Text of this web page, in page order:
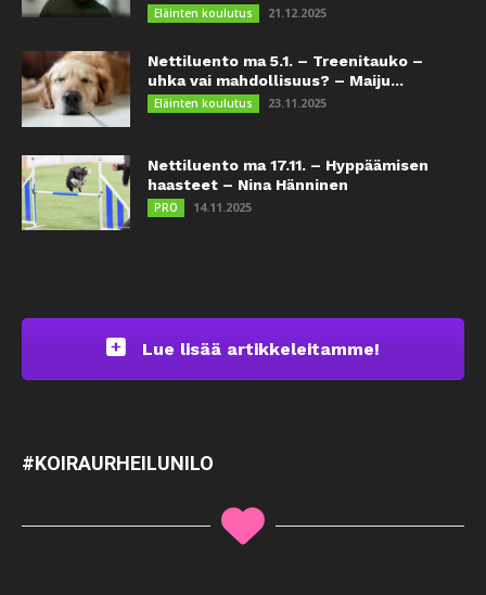
Eläinten koulutus 21.12.2025
Nettiluento ma 5.1. – Treenitauko –
uhka vai mahdollisuus? – Maiju...
Eläinten koulutus 23.11.2025
Nettiluento ma 17.11. – Hyppäämisen
haasteet – Nina Hänninen
PRO 14.11.2025
Lue lisää artikkeleitamme!
#KOIRAURHEILUNILO